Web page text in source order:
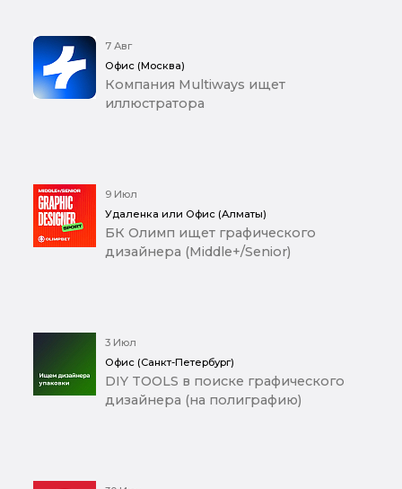
7 Авг
Офис (Москва)
Компания Multiways ищет
иллюстратора
9 Июл
Удаленка или Офис (Алматы)
БК Олимп ищет графического
дизайнера (Middle+/Senior)
3 Июл
Офис (Санкт-Петербург)
DIY TOOLS в поиске графического
дизайнера (на полиграфию)